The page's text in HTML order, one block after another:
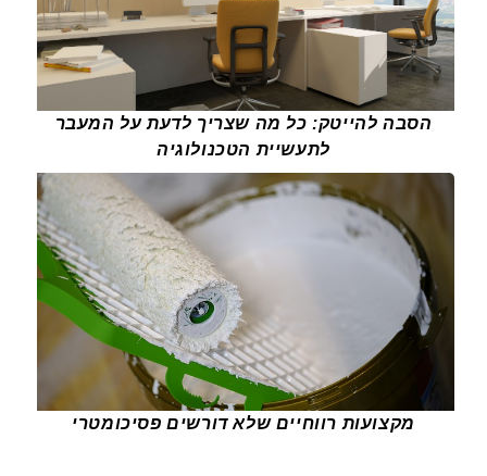
הסבה להייטק: כל מה שצריך לדעת על המעבר
לתעשיית הטכנולוגיה
מקצועות רווחיים שלא דורשים פסיכומטרי